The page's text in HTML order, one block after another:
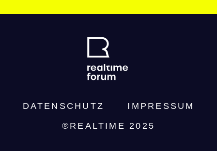
DATENSCHUTZ­ IMPRESSUM
®REALTIME 2025